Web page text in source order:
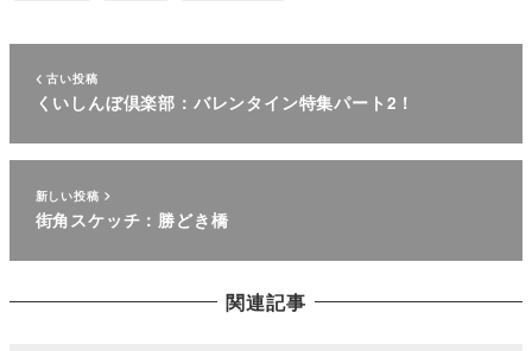
古い投稿
くいしんぼ倶楽部：バレンタイン特集パート2！
新しい投稿
街角スケッチ：勝どき橋
関連記事